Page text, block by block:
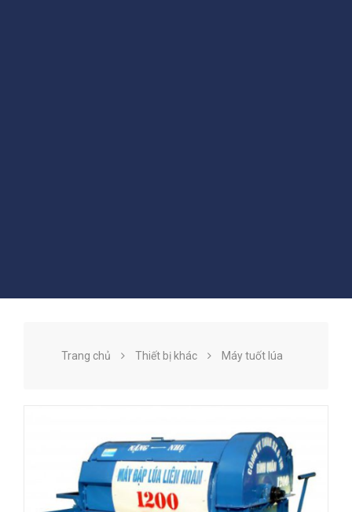
Trang chủ Thiết bị khác Máy tuốt lúa